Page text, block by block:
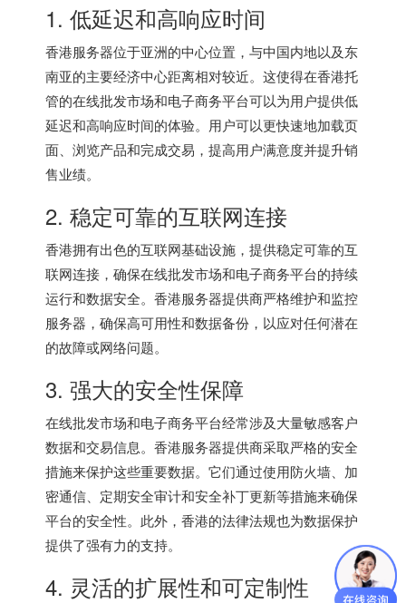
1. 低延迟和高响应时间
香港服务器位于亚洲的中心位置，与中国内地以及东
南亚的主要经济中心距离相对较近。这使得在香港托
管的在线批发市场和电子商务平台可以为用户提供低
延迟和高响应时间的体验。用户可以更快速地加载页
面、浏览产品和完成交易，提高用户满意度并提升销
售业绩。
2. 稳定可靠的互联网连接
香港拥有出色的互联网基础设施，提供稳定可靠的互
联网连接，确保在线批发市场和电子商务平台的持续
运行和数据安全。香港服务器提供商严格维护和监控
服务器，确保高可用性和数据备份，以应对任何潜在
的故障或网络问题。
3. 强大的安全性保障
在线批发市场和电子商务平台经常涉及大量敏感客户
数据和交易信息。 香港服务器提供商采取严格的安全
措施来保护这些重要数据。它们通过使用防火墙、加
密通信、定期安全审计和安全补丁更新等措施来确保
平台的安全性。此外，香港的法律法规也为数据保护
提供了强有力的支持。
4. 灵活的扩展性和可定制性